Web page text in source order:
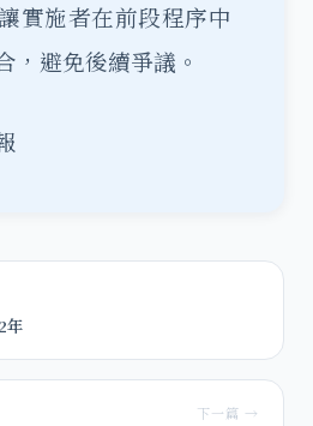
實施者在前段程序中
，避免後續爭議。
年
下一篇 →